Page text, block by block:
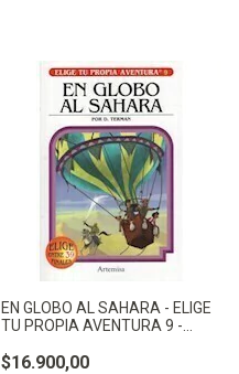
EN GLOBO AL SAHARA - ELIGE
TU PROPIA AVENTURA 9 -
$16.900,00